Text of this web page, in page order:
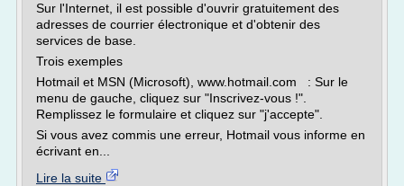
Sur l'Internet, il est possible d'ouvrir gratuitement des
adresses de courrier électronique et d'obtenir des
services de base.
Trois exemples
Hotmail et MSN (Microsoft), www.hotmail.com : Sur le
menu de gauche, cliquez sur "Inscrivez-vous !".
Remplissez le formulaire et cliquez sur "j'accepte".
Si vous avez commis une erreur, Hotmail vous informe en
écrivant en...
Lire la suite